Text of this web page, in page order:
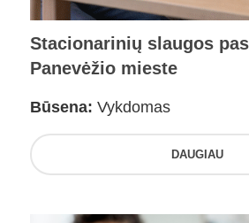
Stacionarinių slaugos
Panevėžio mieste
Būsena: Vykdomas
DAUGIAU